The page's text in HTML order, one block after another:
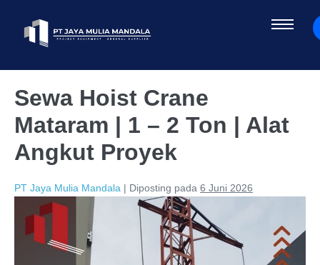
Sewa Hoist Crane
Mataram | 1 – 2 Ton | Alat
Angkut Proyek
PT Jaya Mulia Mandala | Diposting pada 6 Juni 2026